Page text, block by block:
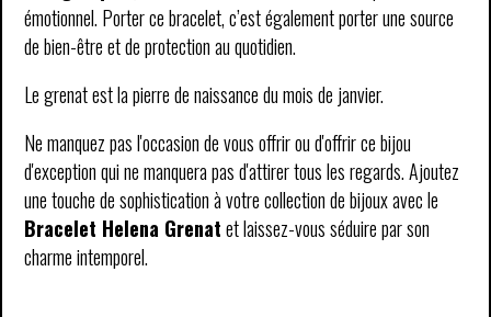
émotionnel. Porter ce bracelet, c’est également porter une source
de bien-être et de protection au quotidien.
Le grenat est la pierre de naissance du mois de janvier.
Ne manquez pas l'occasion de vous offrir ou d'offrir ce bijou
d'exception qui ne manquera pas d'attirer tous les regards. Ajoutez
une touche de sophistication à votre collection de bijoux avec le
Bracelet Helena Grenatet laissez-vous séduire par son
charme intemporel.